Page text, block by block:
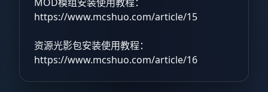
https://www.mcshuo.com/article/15
资源光影包安装使用教程：
https://www.mcshuo.com/article/16